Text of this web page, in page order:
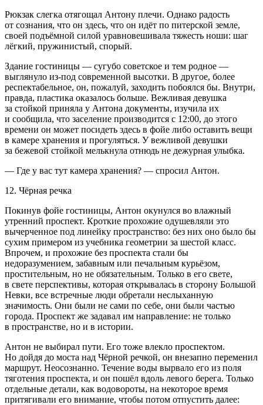
Рюкзак слегка отягощал Антону плечи. Однако радость
от сознания, что он здесь, что он идёт по питерской земле,
своей подъёмной силой уравновешивала тяжесть ноши: шаг
лёгкий, пружинистый, спорый.
Здание гостиницы — сугубо советское и тем родное —
выглянуло из-под современной высотки. В другое, более
респектабельное, он, пожалуй, заходить побоялся бы. Внутри,
правда, пластика оказалось больше. Вежливая девушка
за стойкой приняла у Антона документы, изучила их
и сообщила, что заселение производится с 12:00, до этого
времени он может посидеть здесь в фойе либо оставить вещи
в камере хранения и прогуляться. У вежливой девушки
за бежевой стойкой мелькнула отнюдь не дежурная улыбка.
— Где у вас тут камера хранения? — спросил Антон.
12. Чёрная речка
Покинув фойе гостиницы, Антон окунулся во влажный
утренний проспект. Кроткие прохожие одушевляли это
вычерченное под линейку пространство: без них оно было бы
сухим примером из учебника геометрии за шестой класс.
Впрочем, и прохожие без проспекта стали бы
недоразумением, забавным или печальным курьёзом,
простительным, но не обязательным. Только в его свете,
в свете перспективы, которая открывалась в сторону Большой
Невки, все встречные люди обретали неслыханную
значимость. Они были не сами по себе, они были частью
города. Проспект же задавал им направление: не только
в пространстве, но и в истории.
Антон не выбирал пути. Его тоже влекло проспектом.
Но дойдя до моста над Чёрной речкой, он внезапно переменил
маршрут. Неосознанно. Течение воды вырвало его из поля
тяготения проспекта, и он пошёл вдоль левого берега. Только
отдельные детали, как водовороты, на некоторое время
притягивали его внимание, чтобы потом отпустить далее: